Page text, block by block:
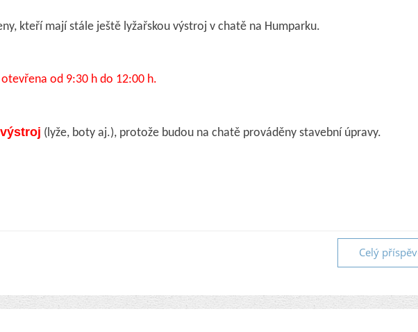
kteří mají stále ještě lyžařskou výstroj v chatě na Humparku.
od 9:30 h do 12:00 h.
(lyže, boty aj.), protože budou na chatě prováděny stavební úpravy.
Celý